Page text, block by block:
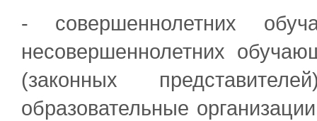
- совершеннолетних
несовершеннолетних
(законных
образовательные